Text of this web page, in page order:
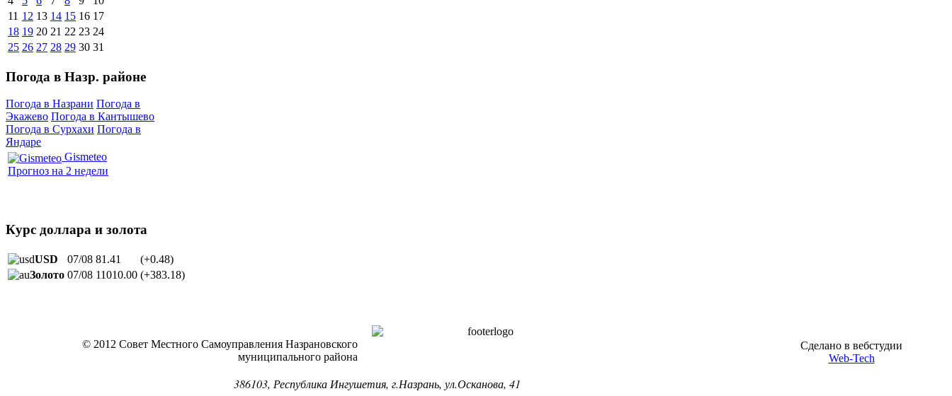
11 12 13 14 15 16 17
18 19 20 21 22 23 24
25 26 27 28 29 30 31
Погода в Назр. районе
Погода в Назрани Погода в
Экажево Погода в Кантышево
Погода в Сурхахи Погода в
Яндаре
Gismeteo
Прогноз на 2 недели
Курс доллара и золота
USD 07/08 81.41
(+0.48)
Золото 07/08 11010.00 (+383.18)
© 2012 Совет Местного Самоуправления Назрановского
муниципального района
386103, Республика Ингушетия, г.Назрань, ул.Осканова, 41
Сделано в вебстудии
Web-Tech